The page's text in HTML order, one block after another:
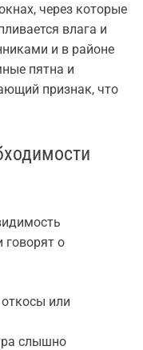
через которые
влага и
и в районе
пятна и
признак, что
говорят о
или
слышно